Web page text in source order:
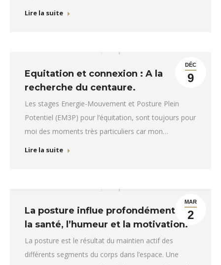
ne repose pas sur l’empilement d’éléments rigides,
et pourtant l’ensemble tient. C’est précisément ce…
Lire la suite
DÉC
9
Equitation et connexion : A la
recherche du centaure.
Les stages Energie-Mouvement et Posture Plein
Potentiel (EM3P) pour l’équitation, sont toujours pour
moi des moments très particuliers car mon
enseignement y est renforcé par la présence
Lire la suite
MAR
2
La posture influe profondément sur
la santé, l’humeur et la motivation.
La posture est le résultat du maintien actif des
différents segments du corps dans l’espace. Une